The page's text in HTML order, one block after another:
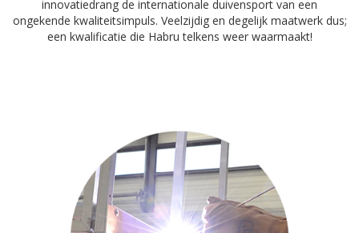
innovatiedrang de internationale duivensport van een
ongekende kwaliteitsimpuls. Veelzijdig en degelijk maatwerk dus;
een kwalificatie die Habru telkens weer waarmaakt!